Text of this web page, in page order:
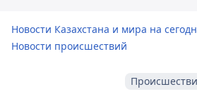
Новости Казахстана и мира на
Новости происшествий